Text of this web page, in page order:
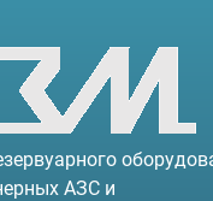
АЗС и